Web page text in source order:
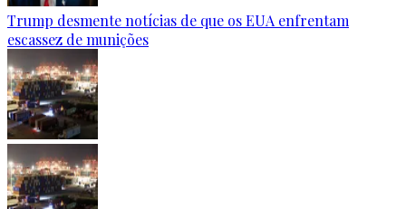
Trump desmente notícias de que os EUA enfrentam
escassez de munições